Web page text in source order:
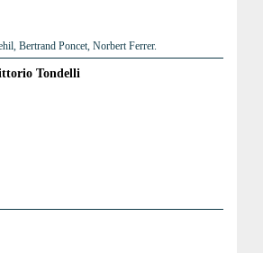
Bertrand Poncet, Norbert Ferrer.
Tondelli